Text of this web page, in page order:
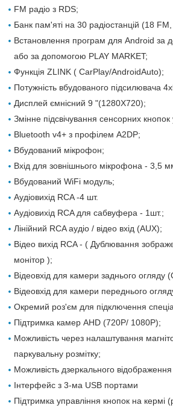
FM радіо з RDS;
Банк пам'яті на 30 радіостанцій (18
Встановлення програм для Android за
або за допомогою PLAY MARKET;
Функція ZLINK ( CarPlay/AndroidAuto);
Потужність вбудованого підсилювача
Дисплей ємнісний 9 "(1280X720);
Змінне підсвічування сенсорних кнопок
Bluetooth v4+ з профілем A2DP;
Вбудований мікрофон;
Вхід для зовнішнього мікрофона - 3,5
Вбудований WiFi модуль;
Аудіовихід RCA -4 шт.
Аудіовихід RCA для сабвуфера - 1шт.;
Лінійний RCA аудіо / відео вхід (AUX);
Відео вихід RCA - ( Дублювання
монітор );
Відеовхід для камери заднього огляду
Відеовхід для камери переднього
Окремий роз'єм для підключення
Підтримка камер AHD (720P/ 1080P);
Можливість через налаштування
паркувальну розмітку;
Можливість дзеркального
Інтерфейс з 3-ма USB портами
Підтримка управління кнопок на кермі